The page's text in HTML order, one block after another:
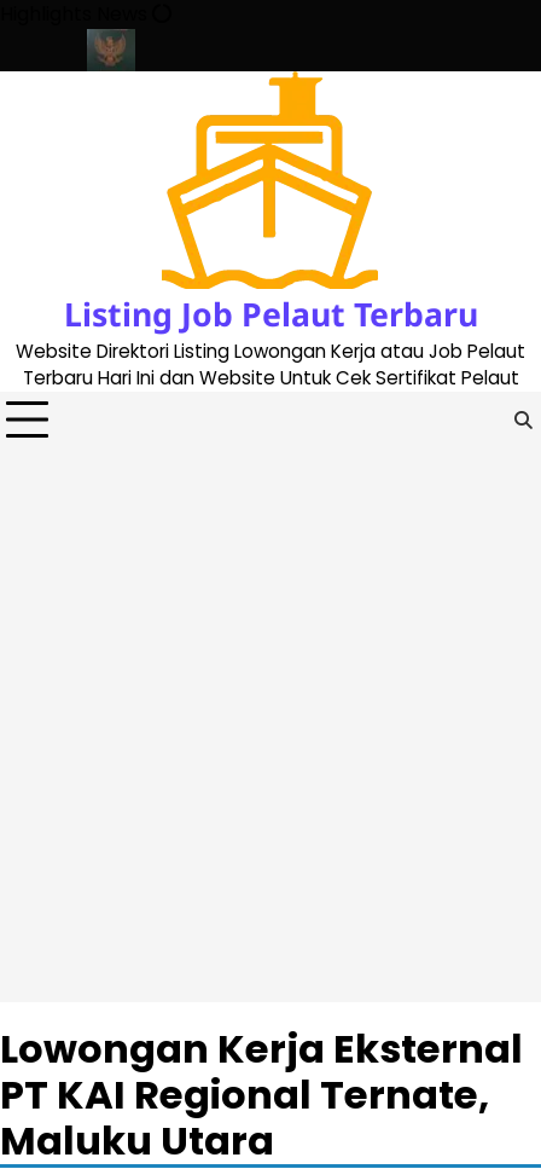
content
Listing Job Pelaut Terbaru
Website Direktori Listing Lowongan Kerja atau Job Pelaut
Terbaru Hari Ini dan Website Untuk Cek Sertifikat Pelaut
Lowongan Kerja Eksternal
PT KAI Regional Ternate,
Maluku Utara